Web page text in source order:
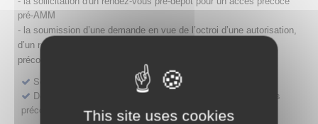
This site uses cookies
pré-AMM
- la soumission d’une demande en vue de l’octroi d’une autorisation,
d’un renouvellement, d’une modification ou d’un retrait d'accès
précoce
Sollicitation RDV pré-dépôt accès précoce pré-AMM
Déposer une demande ou faire évoluer une décision d'accès
précoce